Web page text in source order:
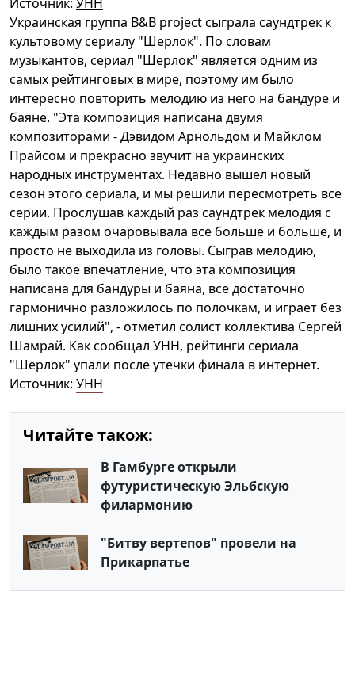
Украинская группа B&B project сыграла саундтрек к
культовому сериалу "Шерлок". По словам
музыкантов, сериал "Шерлок" является одним из
самых рейтинговых в мире, поэтому им было
интересно повторить мелодию из него на бандуре и
баяне. "Эта композиция написана двумя
композиторами - Дэвидом Арнольдом и Майклом
Прайсом и прекрасно звучит на украинских
народных инструментах. Недавно вышел новый
сезон этого сериала, и мы решили пересмотреть все
серии. Прослушав каждый раз саундтрек мелодия с
каждым разом очаровывала все больше и больше, и
просто не выходила из головы. Сыграв мелодию,
было такое впечатление, что эта композиция
написана для бандуры и баяна, все достаточно
гармонично разложилось по полочкам, и играет без
лишних усилий", - отметил солист коллектива Сергей
Шамрай. Как сообщал УНН, рейтинги сериала
"Шерлок" упали после утечки финала в интернет.
Источник: УНН
Читайте також:
В Гамбурге открыли
футуристическую Эльбскую
филармонию
"Битву вертепов" провели на
Прикарпатье